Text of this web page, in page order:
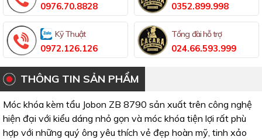
0976.70.8828 0352.899.998
Kỹ Thuật
0972.126.126
Tổng đài hỗ trợ
024.66.593.999
THÔNG TIN SẢN PHẨM
Móc khóa kèm tẩu Jobon ZB 8790 sản xuất trên công nghệ
hiện đại với kiểu dáng nhỏ gọn và móc khóa tiện lợi rất phù
hợp với những quý ông yêu thích vẻ đẹp hoàn mỹ, tinh xảo